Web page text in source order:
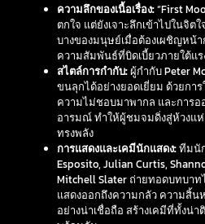
ความลึกของเนื้อเรื่อง:“First
ตกใจ แต่ยังเจาะลึกเข้าไปในจิต
บางของมนุษย์เมื่อต้องเผชิญหน้
ความสัมพันธ์ที่บิดเบี้ยวภายใต้แ
สไตล์การกำกับ:ผู้กำกับ Peter
ขนลุกได้อย่างยอดเยี่ยม ด้วยกา
ความไม่ชอบมาพากล และการ
อารมณ์ ทำให้ผู้ชมจมดิ่งสู่ห้วงแ
ทรงพลัง
การแสดงและเคมีนักแสดง:ทีมนั
Esposito, Julian Curtis,
Mitchell Slater ถ่ายทอดบทบาท
แสดงออกถึงความกลัว ความสิ้น
อย่างน่าเชื่อถือ สร้างเคมีที่ทั้งน่